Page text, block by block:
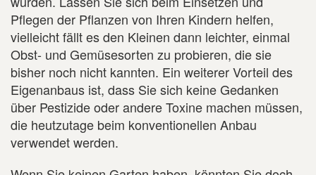
Pflegen der Pflanzen von Ihren Kindern helfen,
vielleicht fällt es den Kleinen dann leichter, einmal
Obst- und Gemüsesorten zu probieren, die sie
bisher noch nicht kannten. Ein weiterer Vorteil des
Eigenanbaus ist, dass Sie sich keine Gedanken
über Pestizide oder andere Toxine machen müssen,
die heutzutage beim konventionellen Anbau
verwendet werden.